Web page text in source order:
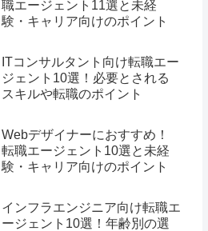
職エージェント11選と未経
験・キャリア向けのポイント
ITコンサルタント向け転職エー
ジェント10選！必要とされる
スキルや転職のポイント
Webデザイナーにおすすめ！
転職エージェント10選と未経
験・キャリア向けのポイント
インフラエンジニア向け転職エ
ージェント10選！年齢別の選